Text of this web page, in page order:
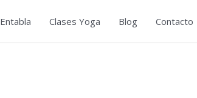
Entabla Clases Yoga Blog Contacto